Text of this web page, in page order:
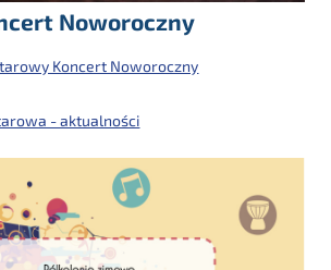
Noworoczny
Koncert Noworoczny
- aktualności